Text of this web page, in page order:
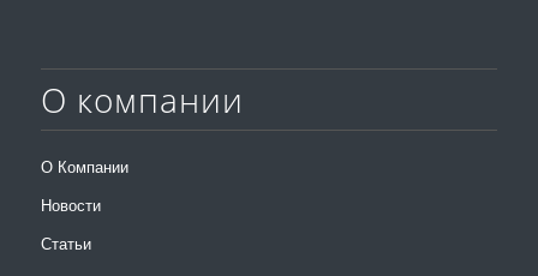
О компании
О Компании
Новости
Статьи